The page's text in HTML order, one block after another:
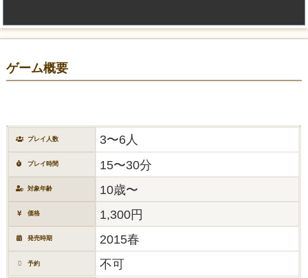
ゲーム概要
プレイ人数 3〜6人
プレイ時間 15〜30分
対象年齢 10歳〜
価格 1,300円
発売時期 2015春
予約 不可